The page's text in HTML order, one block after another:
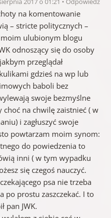
na komentowanie
– stricte politycznych –
ulubionym blogu
odnoszący się do osoby
przeglądał
gdzieś na wp lub
baboli bez
swoje bezmyślne
na chwilę zaistnieć ( w
i zagłuszyć swoje
powtarzam moim synom:
do powiedzenia to
inni ( w tym wypadku
się czegoś nauczyć.
psa nie trzeba
po prostu zaszczekać. I to
pan JWK.